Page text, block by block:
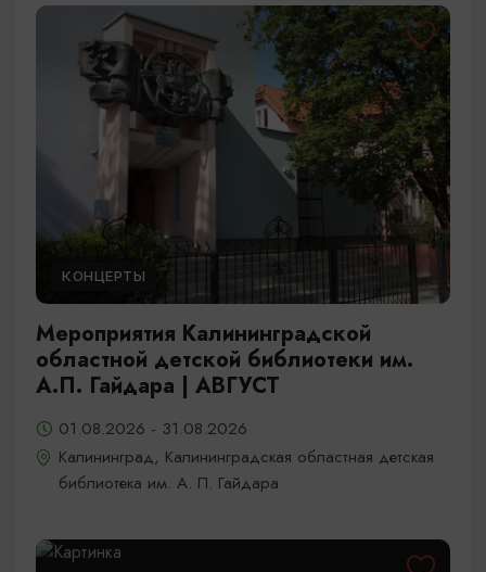
КОНЦЕРТЫ
Мероприятия Калининградской
областной детской библиотеки им.
А.П. Гайдара | АВГУСТ
01.08.2026 - 31.08.2026
Калининград, Калининградская областная детская
библиотека им. А. П. Гайдара